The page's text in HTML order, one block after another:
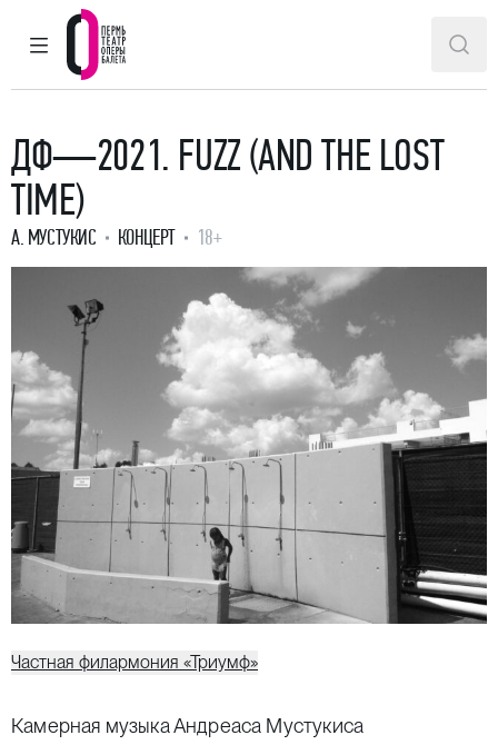
ГЛАВНОЕ МЕНЮ
Пермский театр оперы и балета
ДФ—2021. FUZZ (AND THE LOST
TIME)
А. МУСТУКИС КОНЦЕРТ 18+
Частная филармония «Триумф»
Камерная музыка Андреаса Мустукиса